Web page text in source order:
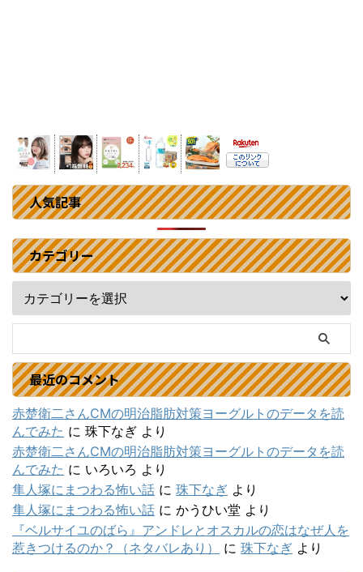
人気記事
カテゴリー
最近のコメント
赤楚衛二さんCMの明治脂肪対策ヨーグルトのデータを読
んでみた に 珠下なぎ より
赤楚衛二さんCMの明治脂肪対策ヨーグルトのデータを読
んでみた に いろいろ より
隼人塚にまつわる怖い話 に 珠下なぎ より
隼人塚にまつわる怖い話 に かうひい堂 より
『ベルサイユのばら』アンドレとオスカルの恋はなぜ人を
惹きつけるのか？（ネタバレあり）
に 珠下なぎ より